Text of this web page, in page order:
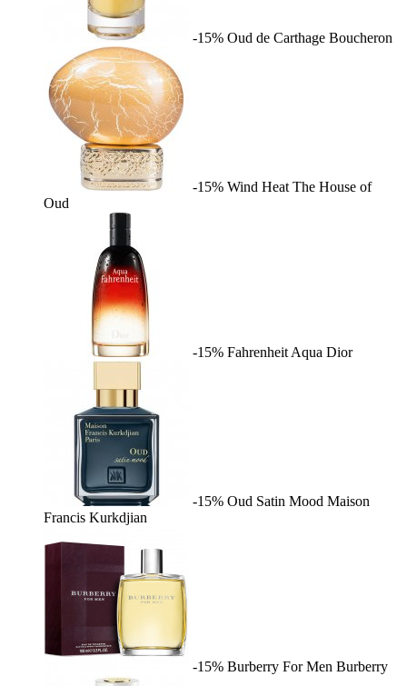
-15% Oud de Carthage Boucheron
-15% Wind Heat The House of
Oud
-15% Fahrenheit Aqua Dior
-15% Oud Satin Mood Maison
Francis Kurkdjian
-15% Burberry For Men Burberry